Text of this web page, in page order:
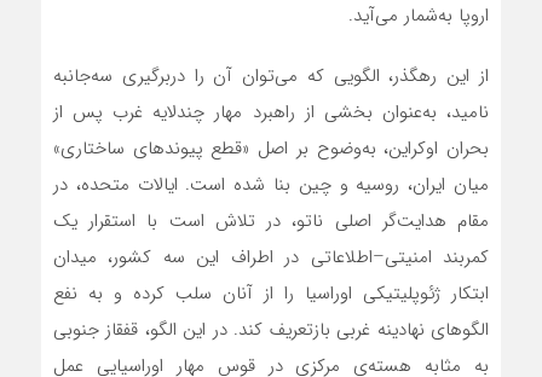
اروپا به‌شمار می‌آید.
از این رهگذر، الگویی که می‌توان آن را دربرگیری سه‌جانبه
نامید، به‌عنوان بخشی از راهبرد مهار چندلایه غرب پس از
بحران اوکراین، به‌وضوح بر اصل «قطع پیوندهای ساختاری»
میان ایران، روسیه و چین بنا شده است. ایالات متحده، در
مقام هدایت‌گر اصلی ناتو، در تلاش است با استقرار یک
کمربند امنیتی–اطلاعاتی در اطراف این سه کشور، میدان
ابتکار ژئوپلیتیکی اوراسیا را از آنان سلب کرده و به نفع
الگوهای نهادینه غربی بازتعریف کند. در این الگو، قفقاز جنوبی
به مثابه هسته‌ی مرکزی در قوس مهار اوراسیایی عمل